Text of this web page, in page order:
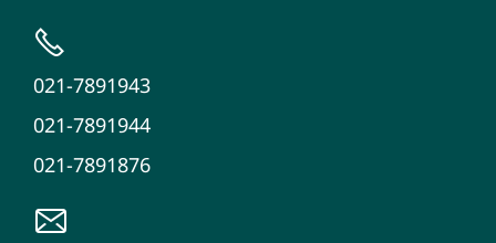
021-7891943
021-7891944
021-7891876